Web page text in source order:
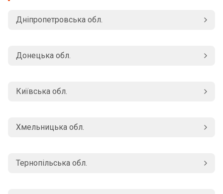
Дніпропетровська обл.
Донецька обл.
Київська обл.
Хмельницька обл.
Тернопільська обл.